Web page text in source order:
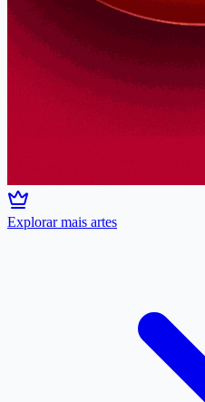
Explorar mais artes